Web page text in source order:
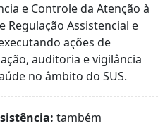
e Controle da Atenção à
Regulação Assistencial e
ações de
auditoria e vigilância
no âmbito do SUS.
também